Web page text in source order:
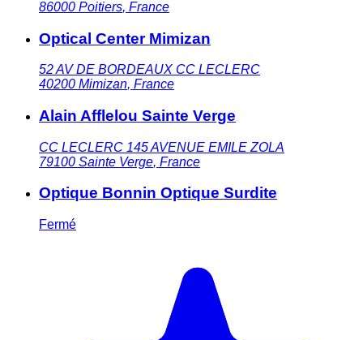
86000 Poitiers, France
Optical Center Mimizan
52 AV DE BORDEAUX CC LECLERC
40200 Mimizan, France
Alain Afflelou Sainte Verge
CC LECLERC 145 AVENUE EMILE ZOLA
79100 Sainte Verge, France
Optique Bonnin Optique Surdite
Fermé